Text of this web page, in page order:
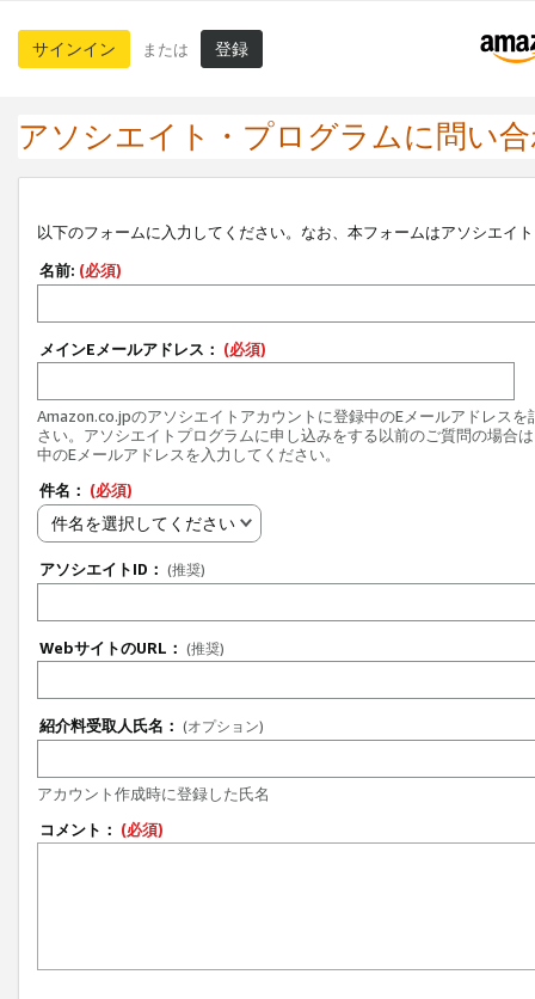
サインイン または 登録
アソシエイト・プログラムに問い
以下のフォームに入力してください。なお、本フォームはアソシエイ
名前: (必須)
メインEメールアドレス： (必須)
Amazon.co.jpのアソシエイトアカウントに登録中のEメールアドレスを
さい。アソシエイトプログラムに申し込みをする以前のご質問の場合
中のEメールアドレスを入力してください。
件名： (必須)
件名を選択してください
アソシエイトID： (推奨)
WebサイトのURL： (推奨)
紹介料受取人氏名： (オプション)
アカウント作成時に登録した氏名
コメント： (必須)